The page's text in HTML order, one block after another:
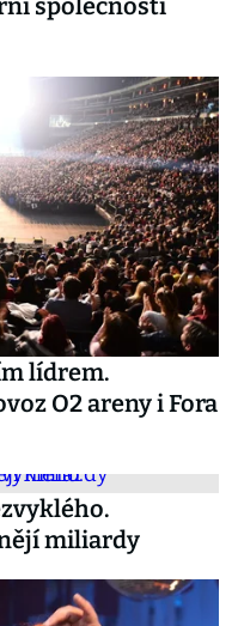
společnosti
lídrem.
O2 areny i Fora
miliardy